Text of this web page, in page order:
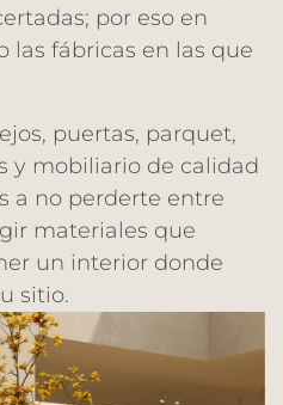
por eso en
las fábricas en las que
puertas, parquet,
y mobiliario de calidad
a no perderte entre
materiales que
un interior donde
sitio.